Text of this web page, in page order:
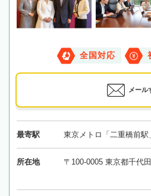
全国対応
メール
最寄駅 東京メトロ「二重橋前駅
所在地 〒100-0005 東京都千代